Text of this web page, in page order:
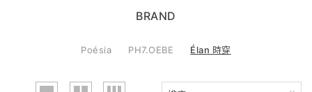
BRAND
Poésia PH7.OEBE Élan 時穿